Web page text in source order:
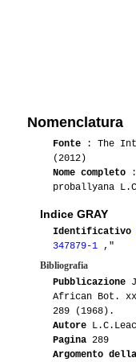
Nomenclatura
Fonte : The
(2012)
Nome completo :
proballyana
Indice GRAY
Identificativo
347879-1 ,"
Bibliografia
Pubblicazione
African Bot.
289 (1968).
Autore
Pagina 289
Argomento della